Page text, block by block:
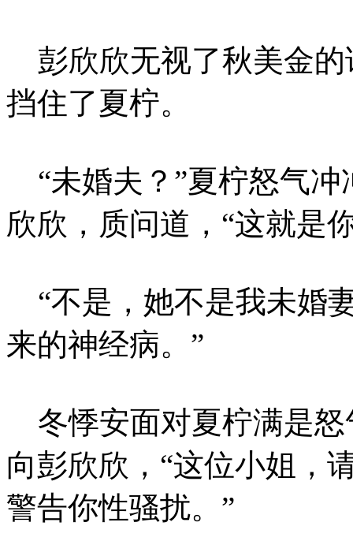
彭欣欣无视了秋美金的
挡住了夏柠。
“未婚夫？”夏柠怒气冲
欣欣，质问道，“这就是
“不是，她不是我未婚
来的神经病。”
冬悸安面对夏柠满是怒
向彭欣欣，“这位小姐，
警告你性骚扰。”